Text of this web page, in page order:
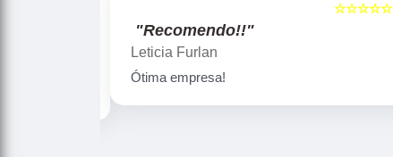
☆☆☆☆☆
"Recomendo!!"
Gislaine zanini
Peças maravilhosa ! Banho de confiança